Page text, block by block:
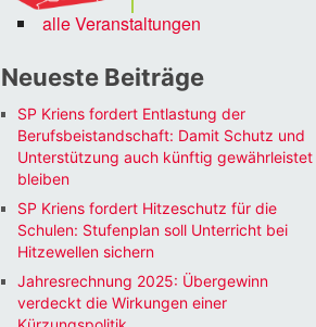
alle Veranstaltungen
Neueste Beiträge
SP Kriens fordert Entlastung der
Berufsbeistandschaft: Damit Schutz und
Unterstützung auch künftig gewährleistet
bleiben
SP Kriens fordert Hitzeschutz für die
Schulen: Stufenplan soll Unterricht bei
Hitzewellen sichern
Jahresrechnung 2025: Übergewinn
verdeckt die Wirkungen einer